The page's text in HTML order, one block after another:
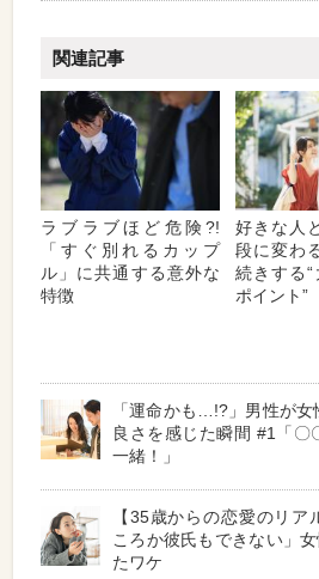
関連記事
ラブラブほど危険?!
「すぐ別れるカップ
ル」に共通する意外な
特徴
好きな人
段に変わ
続きする
ポイント”
「運命かも…!?」男性が女
良さを感じた瞬間 #1「〇
一緒！」
【35歳からの恋愛のリア
ころか彼氏もできない」女
たワケ